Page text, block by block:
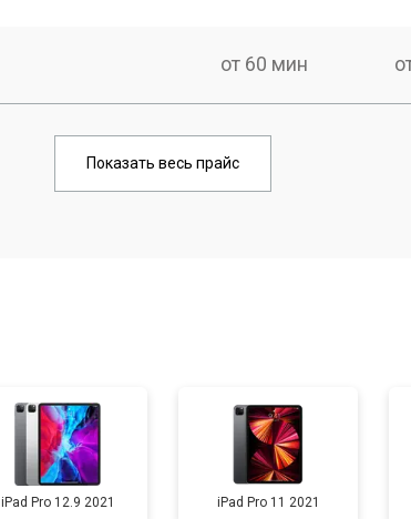
от 60 мин
от 100 мин
от 120 мин
Показать весь прайс
iPad Pro 12.9 2021 iPad Pro 11 2021